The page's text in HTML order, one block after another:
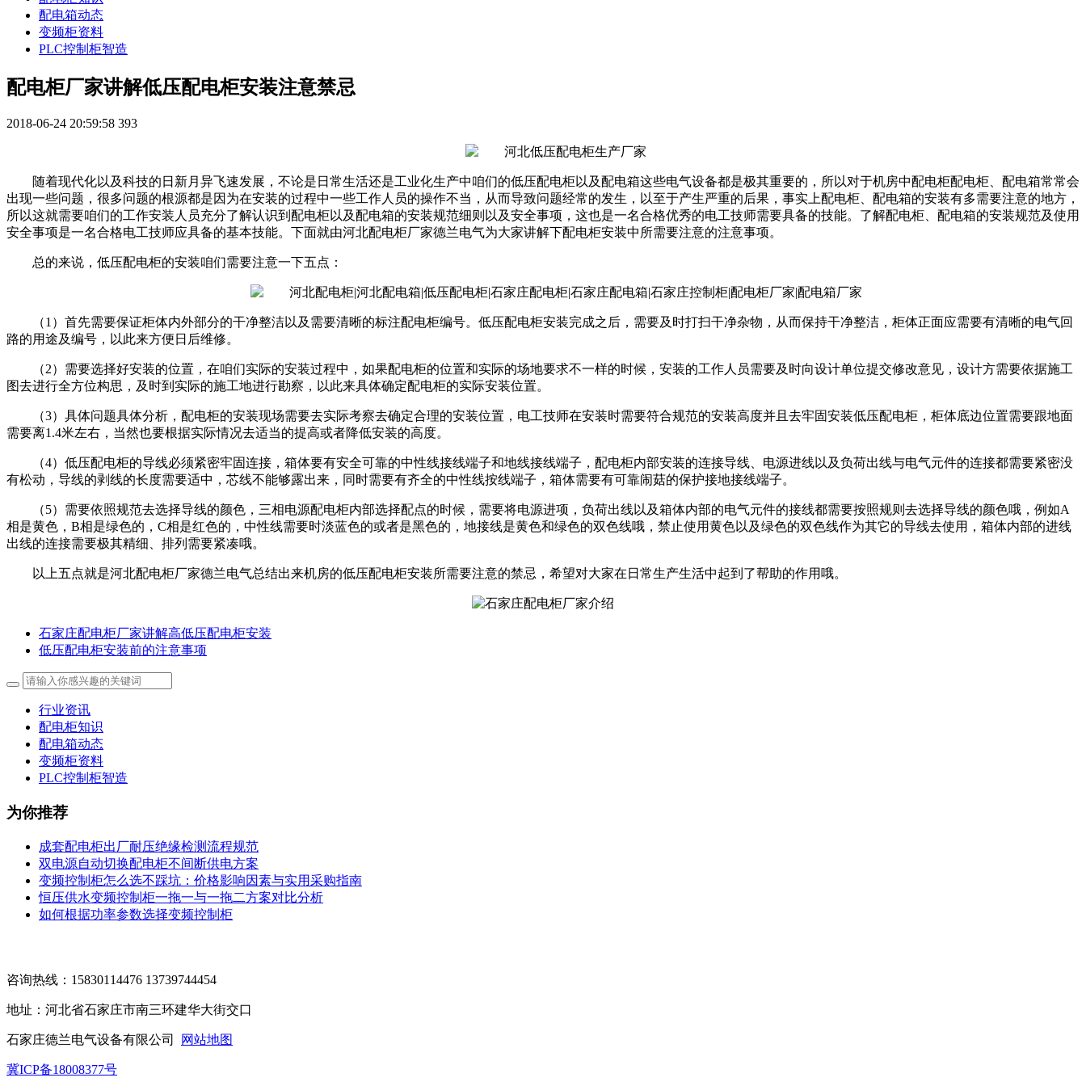
配电箱动态
变频柜资料
PLC控制柜智造
配电柜厂家讲解低压配电柜安装注意禁忌
2018-06-24 20:59:58 393
随着现代化以及科技的日新月异飞速发展，不论是日常生活还是工业化生产中咱们的低压配电柜以及配电箱这些电气设备都是极其重要的，所以对于机房中配电柜配电柜、配电箱常常会
出现一些问题，很多问题的根源都是因为在安装的过程中一些工作人员的操作不当，从而导致问题经常的发生，以至于产生严重的后果，事实上配电柜、配电箱的安装有多需要注意的地方，
所以这就需要咱们的工作安装人员充分了解认识到配电柜以及配电箱的安装规范细则以及安全事项，这也是一名合格优秀的电工技师需要具备的技能。了解配电柜、配电箱的安装规范及使用
安全事项是一名合格电工技师应具备的基本技能。下面就由河北配电柜厂家德兰电气为大家讲解下配电柜安装中所需要注意的注意事项。
总的来说，低压配电柜的安装咱们需要注意一下五点：
（1）首先需要保证柜体内外部分的干净整洁以及需要清晰的标注配电柜编号。低压配电柜安装完成之后，需要及时打扫干净杂物，从而保持干净整洁，柜体正面应需要有清晰的电气回
路的用途及编号，以此来方便日后维修。
（2）需要选择好安装的位置，在咱们实际的安装过程中，如果配电柜的位置和实际的场地要求不一样的时候，安装的工作人员需要及时向设计单位提交修改意见，设计方需要依据施工
图去进行全方位构思，及时到实际的施工地进行勘察，以此来具体确定配电柜的实际安装位置。
（3）具体问题具体分析，配电柜的安装现场需要去实际考察去确定合理的安装位置，电工技师在安装时需要符合规范的安装高度并且去牢固安装低压配电柜，柜体底边位置需要跟地面
需要离1.4米左右，当然也要根据实际情况去适当的提高或者降低安装的高度。
（4）低压配电柜的导线必须紧密牢固连接，箱体要有安全可靠的中性线接线端子和地线接线端子，配电柜内部安装的连接导线、电源进线以及负荷出线与电气元件的连接都需要紧密没
有松动，导线的剥线的长度需要适中，芯线不能够露出来，同时需要有齐全的中性线按线端子，箱体需要有可靠闹菇的保护接地接线端子。
（5）需要依照规范去选择导线的颜色，三相电源配电柜内部选择配点的时候，需要将电源进项，负荷出线以及箱体内部的电气元件的接线都需要按照规则去选择导线的颜色哦，例如A
相是黄色，B相是绿色的，C相是红色的，中性线需要时淡蓝色的或者是黑色的，地接线是黄色和绿色的双色线哦，禁止使用黄色以及绿色的双色线作为其它的导线去使用，箱体内部的进线
出线的连接需要极其精细、排列需要紧凑哦。
以上五点就是河北配电柜厂家德兰电气总结出来机房的低压配电柜安装所需要注意的禁忌，希望对大家在日常生产生活中起到了帮助的作用哦。
石家庄配电柜厂家讲解高低压配电柜安装
低压配电柜安装前的注意事项
行业资讯
配电柜知识
配电箱动态
变频柜资料
PLC控制柜智造
为你推荐
成套配电柜出厂耐压绝缘检测流程规范
双电源自动切换配电柜不间断供电方案
变频控制柜怎么选不踩坑：价格影响因素与实用采购指南
恒压供水变频控制柜一拖一与一拖二方案对比分析
如何根据功率参数选择变频控制柜
咨询热线：15830114476 13739744454
地址：河北省石家庄市南三环建华大街交口
石家庄德兰电气设备有限公司 网站地图
冀ICP备18008377号